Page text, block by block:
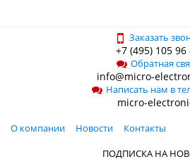
Заказать
+7 (495) 105 96
Обратная
info@micro-
Написать нам в
micro-
О компании Новости
Контакты
ПОДПИСКА НА